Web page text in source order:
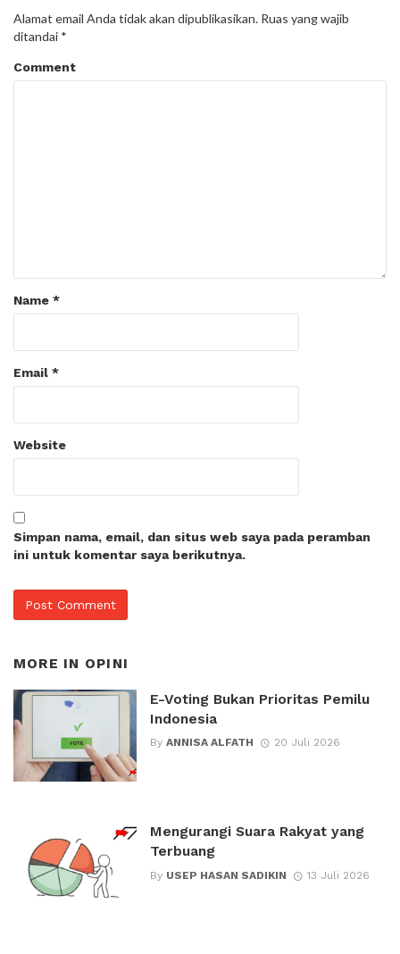
Alamat email Anda tidak akan dipublikasikan. Ruas yang wajib
ditandai *
Comment
Name *
Email *
Website
Simpan nama, email, dan situs web saya pada peramban
ini untuk komentar saya berikutnya.
MORE IN OPINI
E-Voting Bukan Prioritas Pemilu
Indonesia
By ANNISA ALFATH 20 Juli 2026
Mengurangi Suara Rakyat yang
Terbuang
By USEP HASAN SADIKIN 13 Juli 2026